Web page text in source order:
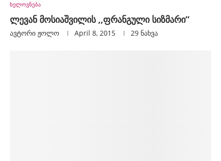
ხელოვნება
ლევან მოსიაშვილის ,,ფრანგული სიზმარი”
ავტორი Ჟოლო April 8, 2015 29 ნახვა